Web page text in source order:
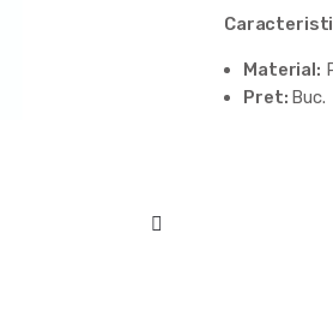
Material:
Pret: Buc.